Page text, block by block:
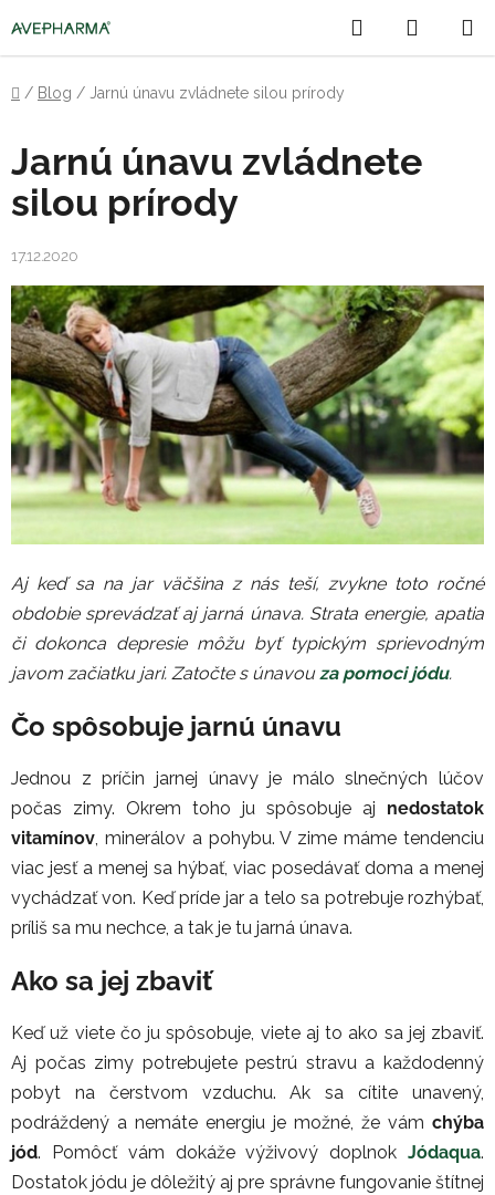
na
obsah
Hľadať
KOŠÍK
Domov
/ Blog / Jarnú únavu zvládnete silou prírody
Jarnú únavu zvládnete
silou prírody
17.12.2020
Aj keď sa na jar väčšina z nás teší, zvykne toto ročné
obdobie sprevádzať aj jarná únava. Strata energie, apatia
či dokonca depresie môžu byť typickým sprievodným
javom začiatku jari. Zatočte s únavouza pomoci jódu.
Čo spôsobuje jarnú únavu
Jednou z príčin jarnej únavy je málo slnečných lúčov
počas zimy. Okrem toho ju spôsobuje aj nedostatok
vitamínov, minerálov a pohybu. V zime máme tendenciu
viac jesť a menej sa hýbať, viac posedávať doma a menej
vychádzať von. Keď príde jar a telo sa potrebuje rozhýbať,
príliš sa mu nechce, a tak je tu jarná únava.
Ako sa jej zbaviť
Keď už viete čo ju spôsobuje, viete aj to ako sa jej zbaviť.
Aj počas zimy potrebujete pestrú stravu a každodenný
pobyt na čerstvom vzduchu. Ak sa cítite unavený,
podráždený a nemáte energiu je možné, že vám chýba
jód. Pomôcť vám dokáže výživový doplnok Jódaqua.
Dostatok jódu je dôležitý aj pre správne fungovanie štítnej